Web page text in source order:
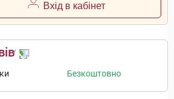
Вхід в кабінет
Безкоштовно